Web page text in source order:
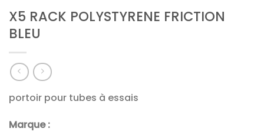
X5 RACK POLYSTYRENE FRICTION
BLEU
portoir pour tubes à essais
Marque :